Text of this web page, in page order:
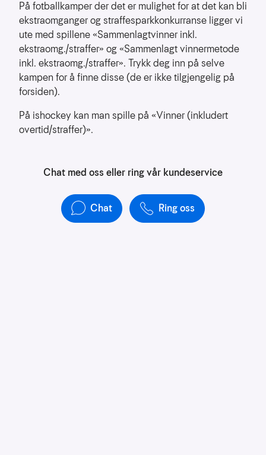
På fotballkamper der det er mulighet for at det kan bli
ekstraomganger og straffesparkkonkurranse ligger vi
ute med spillene «Sammenlagtvinner inkl.
ekstraomg./straffer» og «Sammenlagt vinnermetode
inkl. ekstraomg./straffer». Trykk deg inn på selve
kampen for å finne disse (de er ikke tilgjengelig på
forsiden).
På ishockey kan man spille på «Vinner (inkludert
overtid/straffer)».
Chat med oss eller ring vår kundeservice
Chat Ring oss